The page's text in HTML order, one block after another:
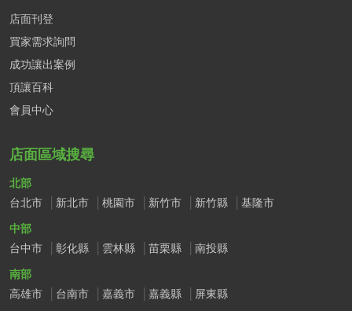
店面刊登
買家需求詢問
成功讓出案例
頂讓百科
會員中心
店面區域搜尋
北部
台北市
新北市 桃園市 新竹市 新竹縣
基隆市
中部
台中市
彰化縣 雲林縣 苗栗縣
南投縣
南部
高雄市
台南市 嘉義市 嘉義縣 屏東縣